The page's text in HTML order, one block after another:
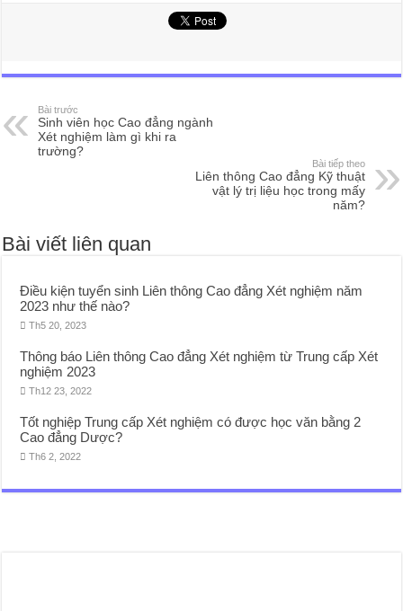
Bài trước
Sinh viên học Cao đẳng ngành
Xét nghiệm làm gì khi ra
trường?
Bài tiếp theo
Liên thông Cao đẳng Kỹ thuật
vật lý trị liệu học trong mấy
năm?
Bài viết liên quan
Điều kiện tuyển sinh Liên thông Cao đẳng Xét nghiệm năm
2023 như thế nào?
Th5 20, 2023
Thông báo Liên thông Cao đẳng Xét nghiệm từ Trung cấp Xét
nghiệm 2023
Th12 23, 2022
Tốt nghiệp Trung cấp Xét nghiệm có được học văn bằng 2
Cao đẳng Dược?
Th6 2, 2022